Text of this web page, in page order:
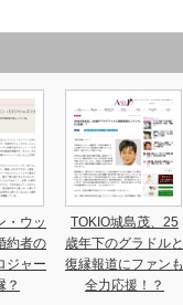
・ウッ
約者の
ジャー
？
TOKIO城島茂、25
歳年下のグラドルと
復縁報道にファンも
全力応援！？